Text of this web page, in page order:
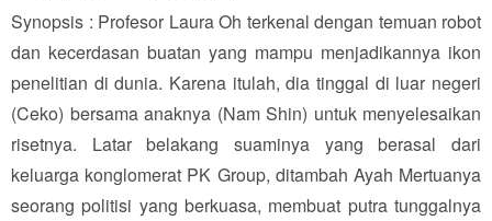
Synopsis : Profesor Laura Oh terkenal dengan temuan robot
dan kecerdasan buatan yang mampu menjadikannya ikon
penelitian di dunia. Karena itulah, dia tinggal di luar negeri
(Ceko) bersama anaknya (Nam Shin) untuk menyelesaikan
risetnya. Latar belakang suaminya yang berasal dari
keluarga konglomerat PK Group, ditambah Ayah Mertuanya
seorang politisi yang berkuasa, membuat putra tunggalnya